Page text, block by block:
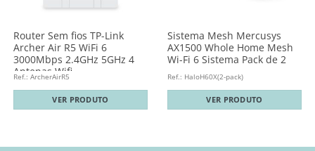
Router Sem fios TP-Link
Archer Air R5 WiFi 6
3000Mbps 2.4GHz 5GHz 4
Antenas Wifi
Ref.: ArcherAirR5
VER PRODUTO
Sistema Mesh Mercusys
AX1500 Whole Home Mesh
Wi-Fi 6 Sistema Pack de 2
Ref.: HaloH60X(2-pack)
VER PRODUTO